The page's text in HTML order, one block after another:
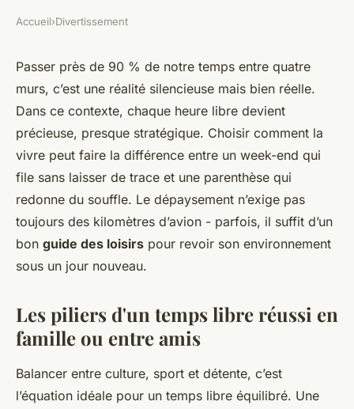
Guide des loisirs : vos activités
incontournables et idées de
sortie
Claude•26/03/2026 10:34•9 min de lecture
Accueil›Divertissement
Passer près de 90 % de notre temps entre quatre
murs, c’est une réalité silencieuse mais bien réelle.
Dans ce contexte, chaque heure libre devient
précieuse, presque stratégique. Choisir comment la
vivre peut faire la différence entre un week-end qui
file sans laisser de trace et une parenthèse qui
redonne du souffle. Le dépaysement n’exige pas
toujours des kilomètres d’avion - parfois, il suffit d’un
bon guide des loisirs pour revoir son environnement
sous un jour nouveau.
Les piliers d'un temps libre réussi en
famille ou entre amis
Balancer entre culture, sport et détente, c’est
l’équation idéale pour un temps libre équilibré. Une